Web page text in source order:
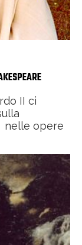
II ci
nelle opere